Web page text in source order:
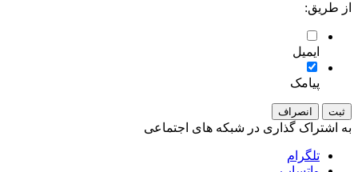
از طریق:
ایمیل
پیامک
ثبت انصراف
به اشتراک گذاری در شبکه های اجتماعی
تلگرام